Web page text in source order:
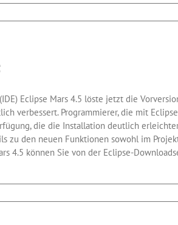
Eclipse Mars 4.5 löste jetzt die
verbessert. Programmierer, die mit
die die Installation deutlich
zu den neuen Funktionen sowohl im
4.5 können Sie von der Eclipse-